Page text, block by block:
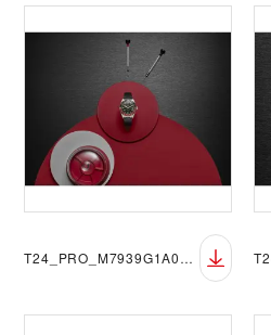
T24_PRO_M7939G1A0NRU-0002_045